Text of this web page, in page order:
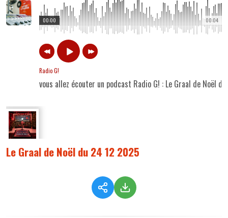
00:04
00:00
Radio G!
vous allez écouter un podcast Radio G! : Le Graal de Noël
Le Graal de Noël du 24 12 2025